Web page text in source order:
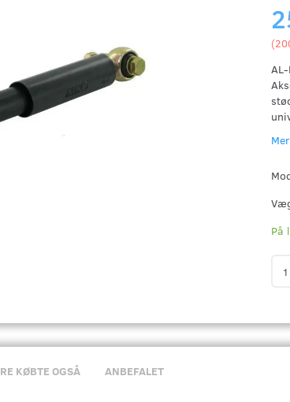
(
På
KØBTE OGSÅ ANBEFALET